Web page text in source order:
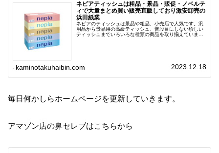
ネピアティッシュは粗品・景品・販促・ノベルテ
ィで大量まとめ買い販売直販しており激安卸売の
浜田紙業
ネピアのティッシュは景品や粗品、小売店で人気です。汎
用品から景品用の高級ティッシュ、普段目にしない珍しい
ティッシュまでいろいろな種類の商品を取り揃えていま
kaminotakuhaibin.com 2023.12.18
毎日何かしらホームページを更新していきます。
アマゾン店の鼻セレブはこちらから